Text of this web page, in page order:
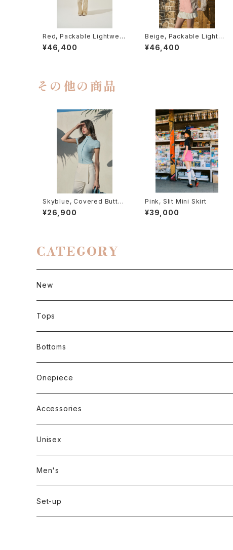
Red, Packable Lightweig
ht Hood Windbreaker
¥46,400
Beige, Packable Lightwe
ight Hood Windbreaker
¥46,400
その他の商品
Skyblue, Covered Button
Cardigan (short sleeve)
¥26,900
Pink, Slit Mini Skirt
¥39,000
CATEGORY
New
Tops
Short sleeve
Long sleeve
Sleeveless
Outer
Bottoms
Pants
Skirt
Onepiece
Accessories
Unisex
Men's
Set-up